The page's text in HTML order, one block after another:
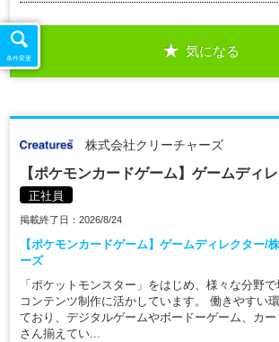
気になる
株式会社クリーチャーズ
【ポケモンカードゲーム】ゲームディ
正社員
掲載終了日：2026/8/24
【ポケモンカードゲーム】ゲームディレクター/
ーズ
「ポケットモンスター」をはじめ、様々な分野
コンテンツ制作に活かしています。 働きやすい
ており、デジタルゲームやボードーゲーム、カー
さん揃えてい...
条件変更